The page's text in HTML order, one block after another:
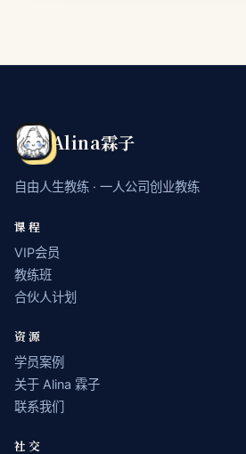
Alina霖子
自由人生教练 · 一人公司创业教练
课程
VIP会员
教练班
合伙人计划
资源
学员案例
关于 Alina 霖子
联系我们
社交